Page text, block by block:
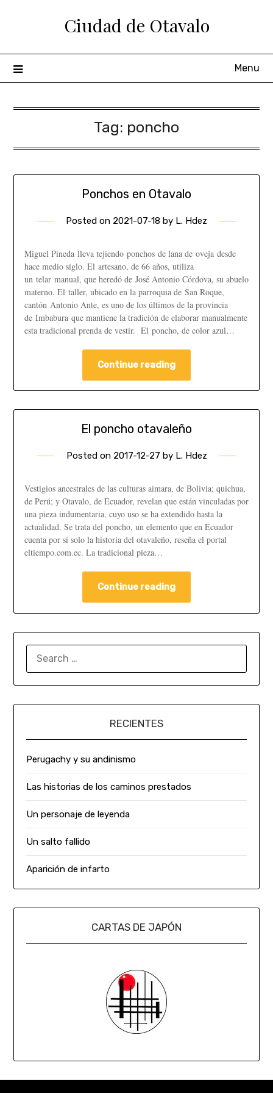
Ciudad de Otavalo
Menu
Tag: poncho
Ponchos en Otavalo
Posted on 2021-07-18 by L. Hdez
Miguel Pineda lleva tejiendo ponchos de lana de oveja desde
hace medio siglo. El artesano, de 66 años, utiliza
un telar manual, que heredó de José Antonio Córdova, su abuelo
materno. El taller, ubicado en la parroquia de San Roque,
cantón Antonio Ante, es uno de los últimos de la provincia
de Imbabura que mantiene la tradición de elaborar manualmente
esta tradicional prenda de vestir. El poncho, de color azul…
Continue reading
El poncho otavaleño
Posted on 2017-12-27 by L. Hdez
Vestigios ancestrales de las culturas aimara, de Bolivia; quichua,
de Perú; y Otavalo, de Ecuador, revelan que están vinculadas por
una pieza indumentaria, cuyo uso se ha extendido hasta la
actualidad. Se trata del poncho, un elemento que en Ecuador
cuenta por sí solo la historia del otavaleño, reseña el portal
eltiempo.com.ec. La tradicional pieza…
Continue reading
RECIENTES
Perugachy y su andinismo
Las historias de los caminos prestados
Un personaje de leyenda
Un salto fallido
Aparición de infarto
CARTAS DE JAPÓN